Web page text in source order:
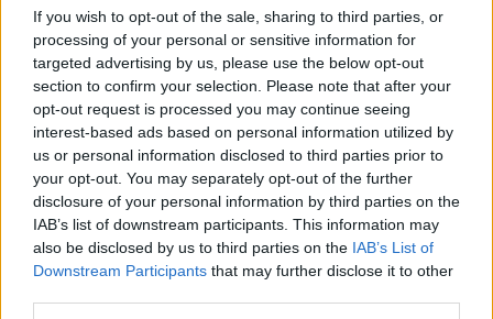
If you wish to opt-out of the sale, sharing to third parties, or
processing of your personal or sensitive information for
targeted advertising by us, please use the below opt-out
section to confirm your selection. Please note that after your
opt-out request is processed you may continue seeing
interest-based ads based on personal information utilized by
us or personal information disclosed to third parties prior to
your opt-out. You may separately opt-out of the further
disclosure of your personal information by third parties on the
IAB’s list of downstream participants. This information may
also be disclosed by us to third parties on the IAB’s List of
Downstream Participants that may further disclose it to other
delito previsto en el art. 319 del Código
Penal donde se establecen penas de
hasta 4 años de prisión, el SEPRONA
investigó al varón en cuestión como
presunto autor del citado delito contra
la ordenación del territorio.
El investigado, junto con las diligencias
policiales realizadas, quedó a
disposición del Juzgado de Guardia
correspondiente de Arrecife, a la
espera de que más adelante se señale
fecha para el juicio oral.
Escribir un comentario